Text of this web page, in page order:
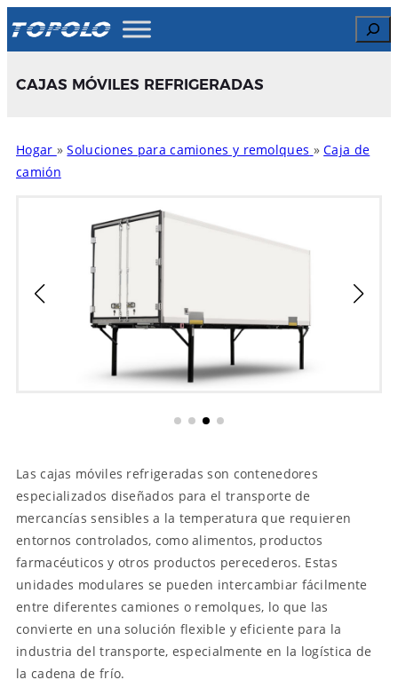
to
Search
CAJAS MÓVILES REFRIGERADAS
Hogar »Soluciones para camiones y remolques »Caja de
camión
Las cajas móviles refrigeradas son contenedores
especializados diseñados para el transporte de
mercancías sensibles a la temperatura que requieren
entornos controlados, como alimentos, productos
farmacéuticos y otros productos perecederos. Estas
unidades modulares se pueden intercambiar fácilmente
entre diferentes camiones o remolques, lo que las
convierte en una solución flexible y eficiente para la
industria del transporte, especialmente en la logística de
la cadena de frío.